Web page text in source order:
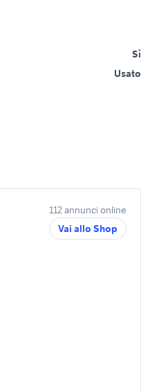
Sì
Usato
112 annunci online
Vai allo Shop